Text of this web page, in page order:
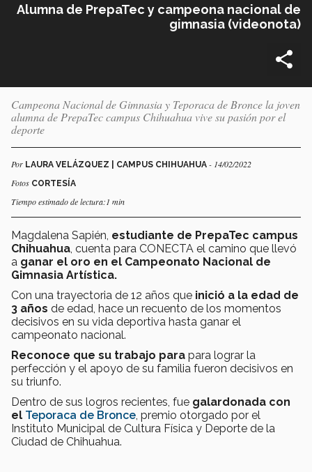
Alumna de PrepaTec y campeona nacional de
gimnasia (videonota)
Campeona Nacional de Gimnasia y Teporaca de Bronce la joven
alumna de PrepaTec campus Chihuahua vive su pasión por el
deporte
Por LAURA VELÁZQUEZ | CAMPUS CHIHUAHUA - 14/02/2022
Fotos CORTESÍA
Tiempo estimado de lectura:1 min
Magdalena Sapién, estudiante de PrepaTec campus
Chihuahua , cuenta para CONECTA el camino que llevó
a ganar el oro en el Campeonato Nacional de
Gimnasia Artística.
Con una trayectoria de 12 años que inició a la edad de
3 años de edad, hace un recuento de los momentos
decisivos en su vida deportiva hasta ganar el
campeonato nacional.
Reconoce que su trabajo para para lograr la
perfección y el apoyo de su familia fueron decisivos en
su triunfo.
Dentro de sus logros recientes, fue galardonada con
el Teporaca de Bronce , premio otorgado por el
Instituto Municipal de Cultura Física y Deporte de la
Ciudad de Chihuahua.